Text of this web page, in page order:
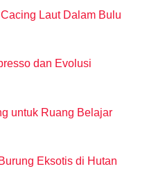
Laut Dalam Bulu
dan Evolusi
untuk Ruang Belajar
Eksotis di Hutan